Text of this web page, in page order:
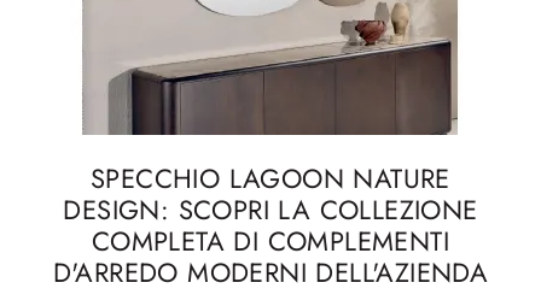
SPECCHIO LAGOON NATURE
DESIGN: SCOPRI LA COLLEZIONE
COMPLETA DI COMPLEMENTI
D'ARREDO MODERNI DELL'AZIENDA